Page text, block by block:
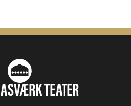
TEATER